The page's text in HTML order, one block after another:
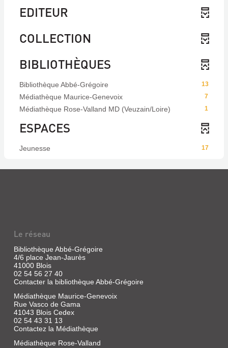
EDITEUR
COLLECTION
BIBLIOTHÈQUES
13
Bibliothèque Abbé-Grégoire
7
Médiathèque Maurice-Genevoix
1
Médiathèque Rose-Valland MD (Veuzain/Loire)
ESPACES
17
Jeunesse
Le réseau
Bibliothèque Abbé-Grégoire
4/6 place Jean-Jaurès
41000 Blois
02 54 56 27 40
Contacter la bibliothèque Abbé-Grégoire
Médiathèque Maurice-Genevoix
Rue Vasco de Gama
41043 Blois Cedex
02 54 43 31 13
Contactez la Médiathèque
Médiathèque Rose-Valland